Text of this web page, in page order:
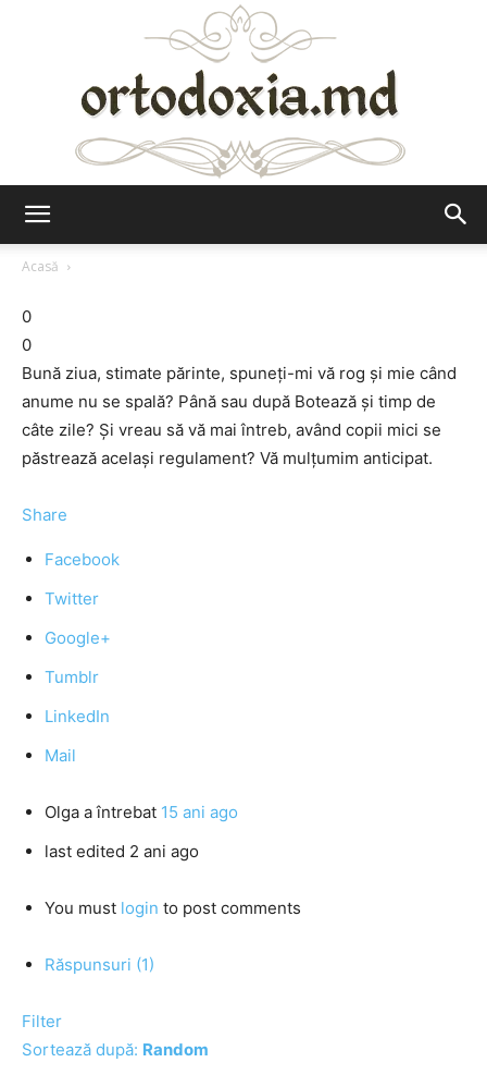
Acasă
0
0
Bună ziua, stimate părinte, spuneţi-mi vă rog şi mie când
anume nu se spală? Până sau după Botează şi timp de
câte zile? Şi vreau să vă mai întreb, având copii mici se
păstrează acelaşi regulament? Vă mulţumim anticipat.
Share
Facebook
Twitter
Google+
Tumblr
LinkedIn
Mail
Olga a întrebat 15 ani ago
last edited 2 ani ago
You must login to post comments
Răspunsuri (1)
Filter
Sortează după: Random